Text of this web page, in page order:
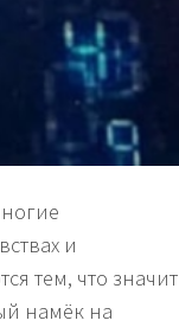
и
тем, что значит
намёк на